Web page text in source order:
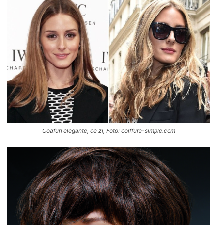
Coafuri elegante, de zi, Foto: coiffure-simple.com